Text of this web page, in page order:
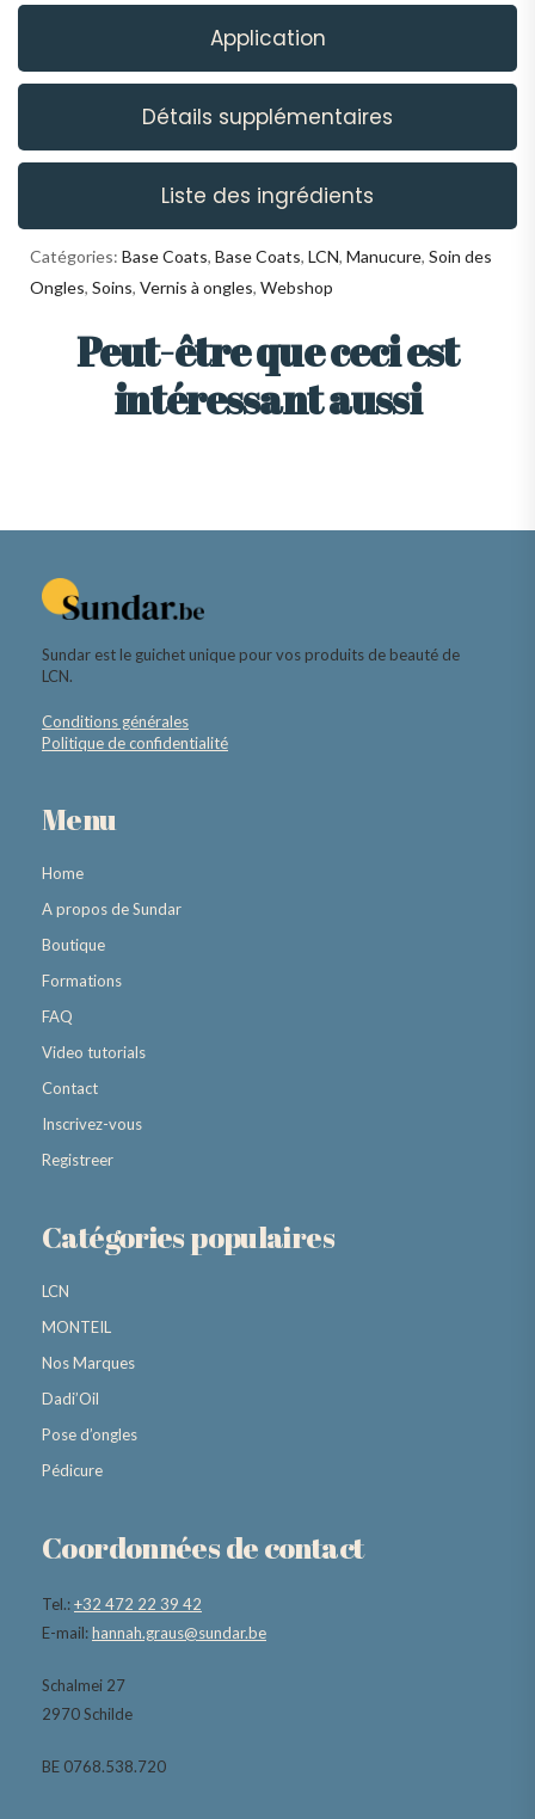
Application
Détails supplémentaires
Liste des ingrédients
Catégories: Base Coats, Base Coats, LCN, Manucure, Soin des
Ongles, Soins, Vernis à ongles, Webshop
Peut-être que ceci est
intéressant aussi
Sundar est le guichet unique pour vos produits de beauté de
LCN.
Conditions générales
Politique de confidentialité
Menu
Home
A propos de Sundar
Boutique
Formations
FAQ
Video tutorials
Contact
Inscrivez-vous
Registreer
Catégories populaires
LCN
MONTEIL
Nos Marques
Dadi’Oil
Pose d’ongles
Pédicure
Coordonnées de contact
Tel.:+32 472 22 39 42
E-mail:hannah.graus@sundar.be
Schalmei 27
2970 Schilde
BE 0768.538.720